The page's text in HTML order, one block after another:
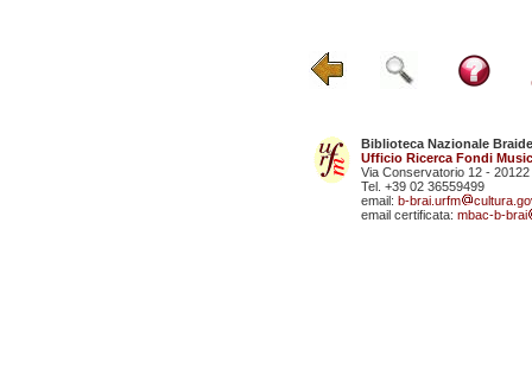
Biblioteca Nazionale
Ufficio Ricerca Fondi
Via Conservatorio 12 - 20122
Tel. +39 02 36559499
email: b-brai.urfm
email certificata: mbac-b-brai